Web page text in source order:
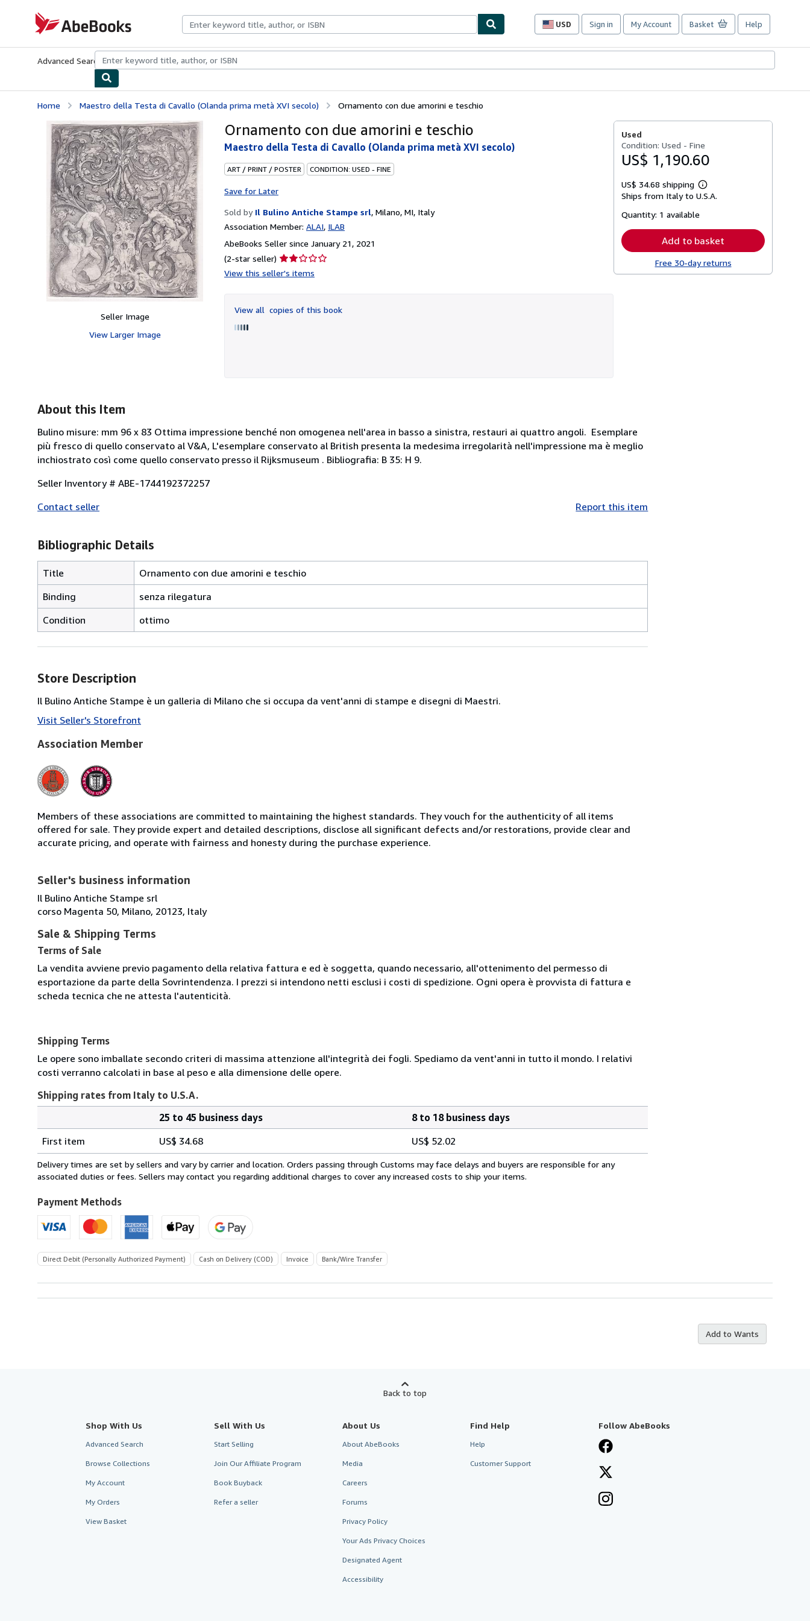
AbeBooks.com
USD
Site
preferences
Sign in My Account Basket Help
Advanced Search Browse CollectionsRare BooksArt & Collectibles
Home Maestro della Testa di Cavallo (Olanda prima metà XVI secolo) Ornamento con due amorini e teschio
Seller Image
View Larger Image
Ornamento con due amorini e teschio
Maestro della Testa di Cavallo (Olanda prima metà XVI secolo)
ART / PRINT / POSTER CONDITION: USED - FINE
Save for Later
Sold by Il Bulino Antiche Stampe srl, Milano, MI, Italy
Association Member: ALAI ILAB
AbeBooks Seller since January 21, 2021
(2-star seller) Seller
rating
of
5
View this seller's items
View all copies of this book
Used
Condition: Used - Fine
US$ 1,190.60
US$ 34.68 shipping
Learn
more
Ships from Italy to U.S.A.
Quantity: 1 available
Add to basket
Free 30-day returns
About this Item
Bulino misure: mm 96 x 83 Ottima impressione benché non omogenea nell'area in basso a sinistra, restauri ai quattro angoli. Esemplare
più fresco di quello conservato al V&A, L'esemplare conservato al British presenta la medesima irregolarità nell'impressione ma è meglio
inchiostrato così come quello conservato presso il Rijksmuseum . Bibliografia: B 35: H 9.
Seller Inventory # ABE-1744192372257
Contact seller
Report this item
Bibliographic Details
Title
Ornamento con due amorini e teschio
Binding
senza rilegatura
Condition
ottimo
Store Description
Il Bulino Antiche Stampe è un galleria di Milano che si occupa da vent'anni di stampe e disegni di Maestri.
Visit Seller's Storefront
Association Member
Members of these associations are committed to maintaining the highest standards. They vouch for the authenticity of all items
offered for sale. They provide expert and detailed descriptions, disclose all significant defects and/or restorations, provide clear and
accurate pricing, and operate with fairness and honesty during the purchase experience.
Seller's business information
Il Bulino Antiche Stampe srl
corso Magenta 50, Milano, 20123, Italy
Sale & Shipping Terms
Terms of Sale
La vendita avviene previo pagamento della relativa fattura e ed è soggetta, quando necessario, all'ottenimento del permesso di
esportazione da parte della Sovrintendenza. I prezzi si intendono netti esclusi i costi di spedizione. Ogni opera è provvista di fattura e
scheda tecnica che ne attesta l'autenticità.
Shipping Terms
Le opere sono imballate secondo criteri di massima attenzione all'integrità dei fogli. Spediamo da vent'anni in tutto il mondo. I relativi
costi verranno calcolati in base al peso e alla dimensione delle opere.
Shipping rates from Italy to U.S.A.
rates
from
Italy
U.S.A.
25 to 45 business days
8 to 18 business days
First item
US$ 34.68 US$ 52.02
Delivery times are set by sellers and vary by carrier and location. Orders passing through Customs may face delays and buyers are responsible for any
associated duties or fees. Sellers may contact you regarding additional charges to cover any increased costs to ship your items.
Payment Methods
Direct Debit (Personally Authorized Payment) Cash on Delivery (COD) Invoice Bank/Wire Transfer
Add to Wants
Back to top
Shop With Us
Advanced Search
Browse Collections
My Account
My Orders
View Basket
Sell With Us
Start Selling
Join Our Affiliate Program
Book Buyback
Refer a seller
About Us
About AbeBooks
Media
Careers
Forums
Privacy Policy
Your Ads Privacy Choices
Designated Agent
Accessibility
Find Help
Help
Customer Support
Follow AbeBooks